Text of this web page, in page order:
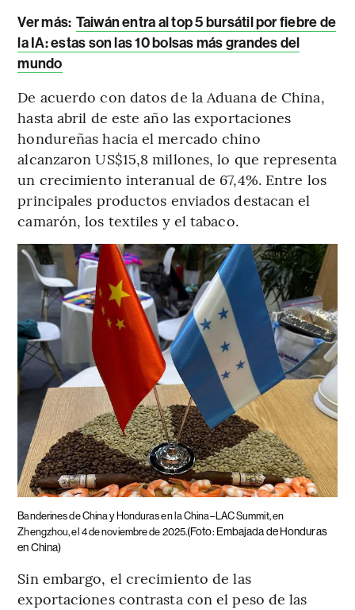
Ver más: Taiwán entra al top 5 bursátil por fiebre de
la IA: estas son las 10 bolsas más grandes del
mundo
De acuerdo con datos de la Aduana de China,
hasta abril de este año las exportaciones
hondureñas hacia el mercado chino
alcanzaron US$15,8 millones, lo que representa
un crecimiento interanual de 67,4%. Entre los
principales productos enviados destacan el
camarón, los textiles y el tabaco.
Banderines de China y Honduras en la China–LAC Summit, en
Zhengzhou, el 4 de noviembre de 2025.(Foto: Embajada de Honduras
en China)
Sin embargo, el crecimiento de las
exportaciones contrasta con el peso de las